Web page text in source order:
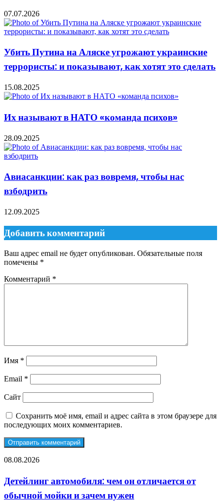
07.07.2026
Убить Путина на Аляске угрожают украинские
террористы: и показывают, как хотят это сделать
15.08.2025
Их называют в НАТО «команда психов»
28.09.2025
Авиасанкции: как раз вовремя, чтобы нас
взбодрить
12.09.2025
Добавить комментарий
Ваш адрес email не будет опубликован. Обязательные поля
помечены *
Комментарий *
Имя *
Email *
Сайт
Сохранить моё имя, email и адрес сайта в этом браузере для
последующих моих комментариев.
Детейлинг
чем
он
отличается
08.08.2026
Детейлинг автомобиля: чем он отличается от
обычной мойки и зачем нужен